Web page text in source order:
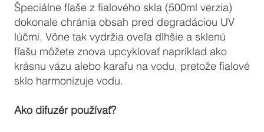
Špeciálne fľaše z fialového skla (500ml verzia)
dokonale chránia obsah pred degradáciou UV
lúčmi. Vône tak vydržia oveľa dlhšie a sklenú
fľašu môžete znova upcyklovať napríklad ako
krásnu vázu alebo karafu na vodu, pretože fialové
sklo harmonizuje vodu.
Ako difuzér používať?